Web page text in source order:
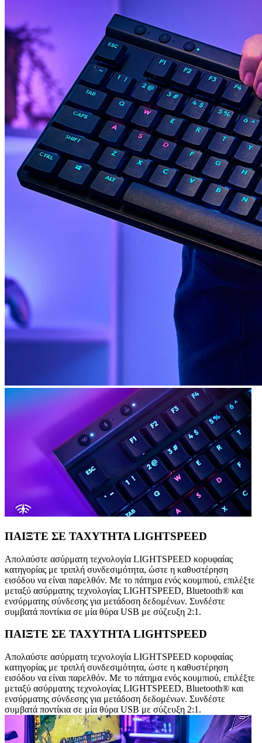
ΠΑΙΞΤΕ ΣΕ ΤΑΧΥΤΗΤΑ LIGHTSPEED
Απολαύστε ασύρματη τεχνολογία LIGHTSPEED κορυφαίας
κατηγορίας με τριπλή συνδεσιμότητα, ώστε η καθυστέρηση
εισόδου να είναι παρελθόν. Με το πάτημα ενός κουμπιού, επιλέξτε
μεταξύ ασύρματης τεχνολογίας LIGHTSPEED, Bluetooth® και
ενσύρματης σύνδεσης για μετάδοση δεδομένων. Συνδέστε
συμβατά ποντίκια σε μία θύρα USB με σύζευξη 2:1.
ΠΑΙΞΤΕ ΣΕ ΤΑΧΥΤΗΤΑ LIGHTSPEED
Απολαύστε ασύρματη τεχνολογία LIGHTSPEED κορυφαίας
κατηγορίας με τριπλή συνδεσιμότητα, ώστε η καθυστέρηση
εισόδου να είναι παρελθόν. Με το πάτημα ενός κουμπιού, επιλέξτε
μεταξύ ασύρματης τεχνολογίας LIGHTSPEED, Bluetooth® και
ενσύρματης σύνδεσης για μετάδοση δεδομένων. Συνδέστε
συμβατά ποντίκια σε μία θύρα USB με σύζευξη 2:1.